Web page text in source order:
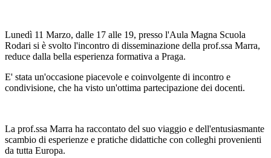
Lunedì 11 Marzo, dalle 17 alle 19, presso l'Aula Magna Scuola
Rodari si è svolto l'incontro di disseminazione della prof.ssa Marra,
reduce dalla bella esperienza formativa a Praga.
E' stata un'occasione piacevole e coinvolgente di incontro e
condivisione, che ha visto un'ottima partecipazione dei docenti.
La prof.ssa Marra ha raccontato del suo viaggio e dell'entusiasmante
scambio di esperienze e pratiche didattiche con colleghi provenienti
da tutta Europa.